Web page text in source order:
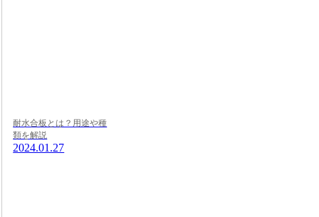
耐水合板とは？用途や種
類を解説
2024.01.27